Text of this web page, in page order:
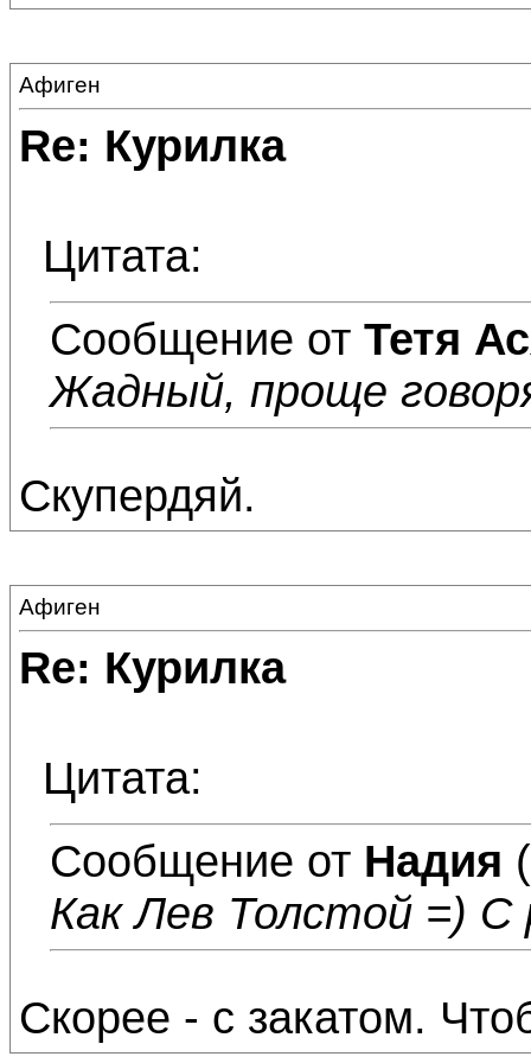
Афиген
Re: Курилка
Цитата:
Сообщение от Тетя
Жадный, проще
Скупердяй.
Афиген
Re: Курилка
Цитата:
Сообщение от Надия
Как Лев Толстой =)
Скорее - с закатом.